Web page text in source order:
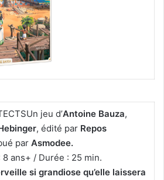
jeu d’Antoine Bauza,
, édité parRepos
par Asmodee.
ans+ / Durée : 25 min.
si grandiose qu’elle laissera